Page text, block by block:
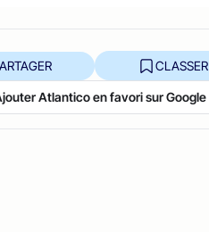
CLASSER
Atlantico en favori sur Google